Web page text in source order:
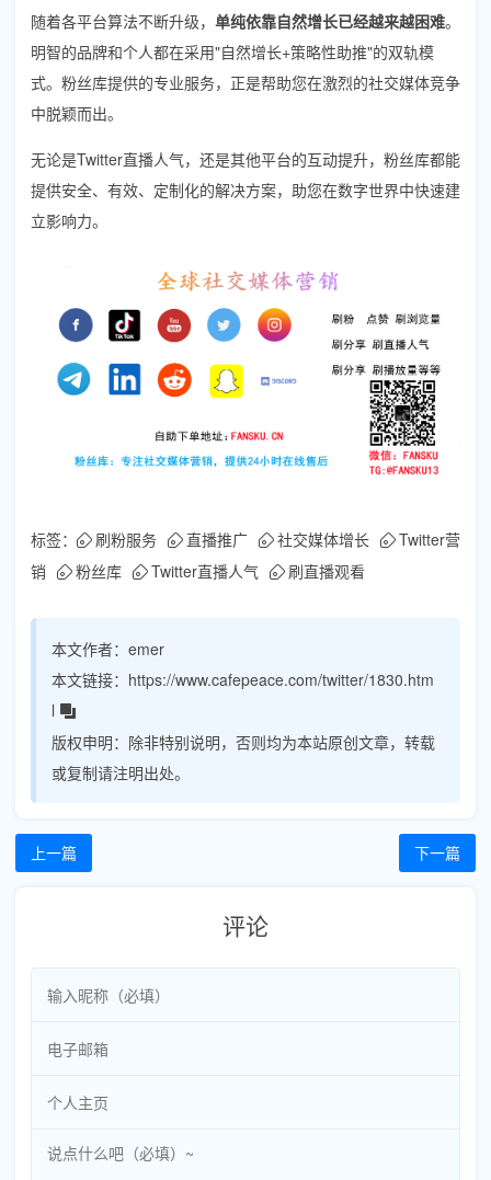
随着各平台算法不断升级， 单纯依靠自然增长已经越来越困难。
明智的品牌和个人都在采用"自然增长+策略性助推"的双轨模
式。粉丝库提供的专业服务，正是帮助您在激烈的社交媒体竞争
中脱颖而出。
无论是Twitter直播人气，还是其他平台的互动提升，粉丝库都能
提供安全、有效、定制化的解决方案，助您在数字世界中快速建
立影响力。
标签： 刷粉服务 直播推广 社交媒体增长
Twitter营
销
粉丝库 Twitter直播人气 刷直播观看
本文作者： emer
本文链接： https://www.cafepeace.com/twitter/1830.htm
l
版权申明： 除非特别说明，否则均为本站原创文章，转载
或复制请注明出处。
上一篇 下一篇
评论